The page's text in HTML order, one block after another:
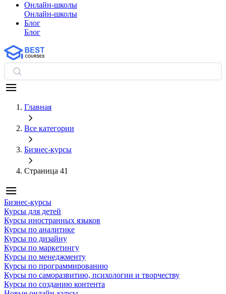
Онлайн-школы
Онлайн-школы
Блог
Блог
Главная
Все категории
Бизнес-курсы
Страница 41
Бизнес-курсы
Курсы для детей
Курсы иностранных языков
Курсы по аналитике
Курсы по дизайну
Курсы по маркетингу
Курсы по менеджменту
Курсы по программированию
Курсы по саморазвитию, психологии и творчеству
Курсы по созданию контента